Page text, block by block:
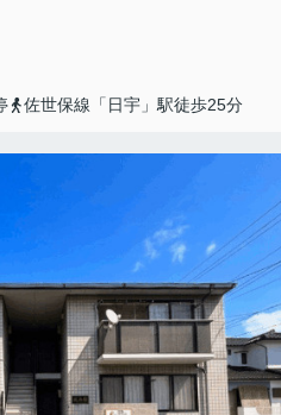
佐世保線「日宇」駅徒歩25分